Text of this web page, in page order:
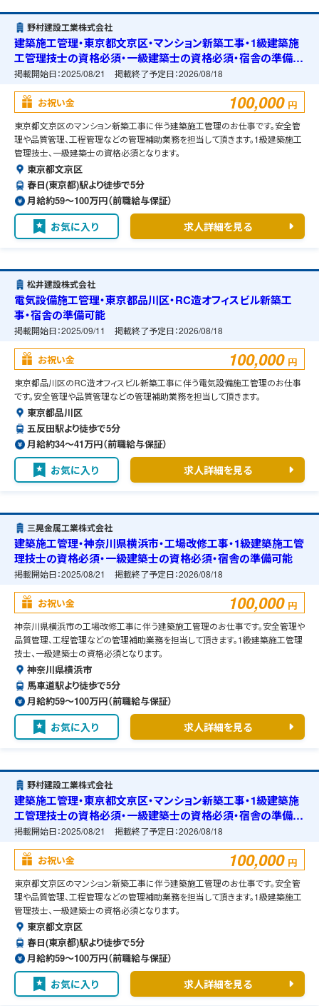
野村建設工業株式会社
建築施工管理・東京都文京区・マンション新築工事・1級建築施
工管理技士の資格必須・一級建築士の資格必須・宿舎の準備可
能
掲載開始日：2025/08/21 掲載終了予定日：2026/08/18
お祝い金 100,000 円
東京都文京区のマンション新築工事に伴う建築施工管理のお仕事です。安全管
理や品質管理、工程管理などの管理補助業務を担当して頂きます。1級建築施工
管理技士、一級建築士の資格必須となります。
東京都文京区
春日(東京都)駅より徒歩で5分
月給約59〜100万円（前職給与保証）
お気に入り 求人詳細を見る
松井建設株式会社
電気設備施工管理・東京都品川区・RC造オフィスビル新築工
事・宿舎の準備可能
掲載開始日：2025/09/11 掲載終了予定日：2026/08/18
お祝い金 100,000 円
東京都品川区のRC造オフィスビル新築工事に伴う電気設備施工管理のお仕事
です。安全管理や品質管理などの管理補助業務を担当して頂きます。
東京都品川区
五反田駅より徒歩で5分
月給約34〜41万円（前職給与保証）
お気に入り 求人詳細を見る
三晃金属工業株式会社
建築施工管理・神奈川県横浜市・工場改修工事・1級建築施工管
理技士の資格必須・一級建築士の資格必須・宿舎の準備可能
掲載開始日：2025/08/21 掲載終了予定日：2026/08/18
お祝い金 100,000 円
神奈川県横浜市の工場改修工事に伴う建築施工管理のお仕事です。安全管理や
品質管理、工程管理などの管理補助業務を担当して頂きます。1級建築施工管理
技士、一級建築士の資格必須となります。
神奈川県横浜市
馬車道駅より徒歩で5分
月給約59〜100万円（前職給与保証）
お気に入り 求人詳細を見る
野村建設工業株式会社
建築施工管理・東京都文京区・マンション新築工事・1級建築施
工管理技士の資格必須・一級建築士の資格必須・宿舎の準備可
能
掲載開始日：2025/08/21 掲載終了予定日：2026/08/18
お祝い金 100,000 円
東京都文京区のマンション新築工事に伴う建築施工管理のお仕事です。安全管
理や品質管理、工程管理などの管理補助業務を担当して頂きます。1級建築施工
管理技士、一級建築士の資格必須となります。
東京都文京区
春日(東京都)駅より徒歩で5分
月給約59〜100万円（前職給与保証）
お気に入り 求人詳細を見る